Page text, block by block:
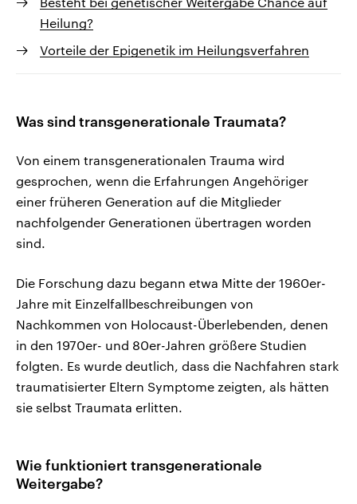
Heilung?
Vorteile der Epigenetik im Heilungsverfahren
Was sind transgenerationale Traumata?
Von einem transgenerationalen Trauma wird
gesprochen, wenn die Erfahrungen Angehöriger
einer früheren Generation auf die Mitglieder
nachfolgender Generationen übertragen worden
sind.
Die Forschung dazu begann etwa Mitte der 1960er-
Jahre mit Einzelfallbeschreibungen von
Nachkommen von Holocaust-Überlebenden, denen
in den 1970er- und 80er-Jahren größere Studien
folgten. Es wurde deutlich, dass die Nachfahren stark
traumatisierter Eltern Symptome zeigten, als hätten
sie selbst Traumata erlitten.
Wie funktioniert transgenerationale
Weitergabe?